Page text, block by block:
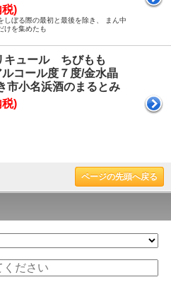
)
しぼる際の最初と最後を除き、 まん中
けを集めたも
キュール ちびもも
コール度７度/金水晶
市小名浜酒のまるとみ
税)
ページの先頭へ戻る